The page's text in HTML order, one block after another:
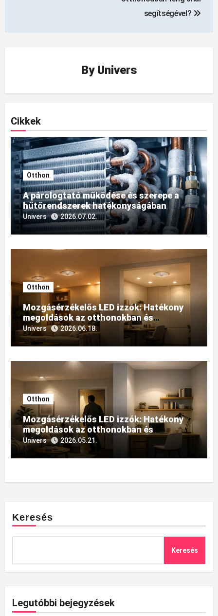
segítségével?
By Univers
Cikkek
Otthon
A párologtató működése és szerepe a
hűtőrendszerek hatékonyságában
Univers 2026.07.02.
Otthon
Mozgásérzékelős LED izzók: Hatékony
megoldások az otthonokban és
irodákban történő
energiamegtakarításhoz
Univers 2026.06.18.
Otthon
Mozgásérzékelős LED izzók: Hatékony
megoldások az otthonokban és
irodákban történő
energiamegtakarításhoz
Univers 2026.05.21.
Keresés
Keresés
Legutóbbi bejegyzések